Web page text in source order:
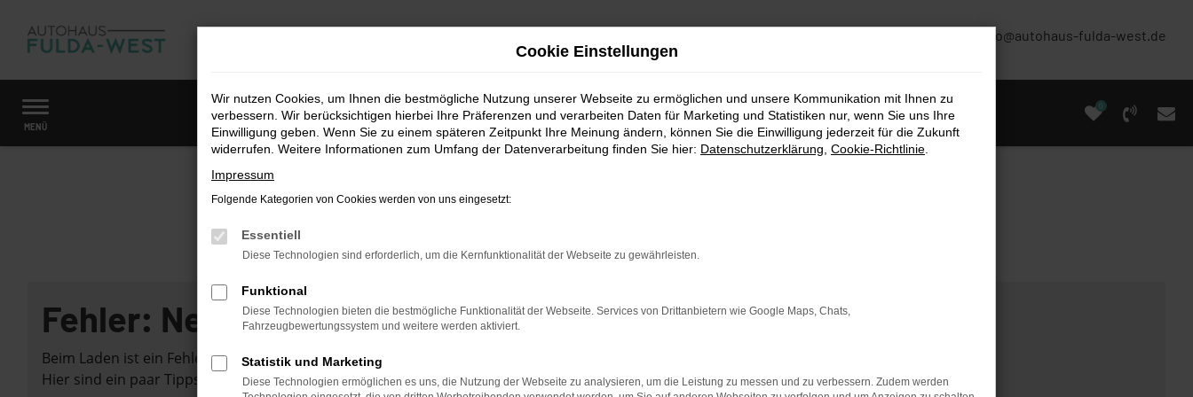
Zum
Hauptinhalt
info@autohaus-fulda-west.de
MENÜ
0
Startseite Fahrzeugmarkt
Fehler: Network Error
Beim Laden ist ein Fehler aufgetreten.
Hier sind ein paar Tipps, die dir helfen können:
Cookie Einstellungen
Wir nutzen Cookies, um Ihnen die bestmögliche Nutzung unserer Webseite zu ermöglichen und unsere Kommunikation mit Ihnen zu
verbessern. Wir berücksichtigen hierbei Ihre Präferenzen und verarbeiten Daten für Marketing und Statistiken nur, wenn Sie uns Ihre
Einwilligung geben. Wenn Sie zu einem späteren Zeitpunkt Ihre Meinung ändern, können Sie die Einwilligung jederzeit für die Zukunft
widerrufen. Weitere Informationen zum Umfang der Datenverarbeitung finden Sie hier: Datenschutzerklärung Cookie-Richtlinie
Impressum
Folgende Kategorien von Cookies werden von uns eingesetzt:
Essentiell
Diese Technologien sind erforderlich, um die Kernfunktionalität der Webseite zu gewährleisten.
Funktional
Diese Technologien bieten die bestmögliche Funktionalität der Webseite. Services von Drittanbietern wie Google Maps, Chats,
Fahrzeugbewertungssystem und weitere werden aktiviert.
Statistik und Marketing
Diese Technologien ermöglichen es uns, die Nutzung der Webseite zu analysieren, um die Leistung zu messen und zu verbessern. Zudem werden